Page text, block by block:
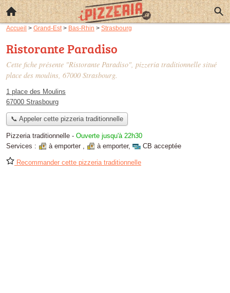
Accueil > Grand-Est > Bas-Rhin > Strasbourg
Ristorante Paradiso
Cette fiche présente "Ristorante Paradiso", pizzeria traditionnelle situé
place des moulins, 67000 Strasbourg.
1 place des Moulins
67000 Strasbourg
📞 Appeler cette pizzeria traditionnelle
Pizzeria traditionnelle - Ouverte jusqu'à 22h30
Services :
à emporter , à emporter, CB acceptée
Recommander cette pizzeria traditionnelle